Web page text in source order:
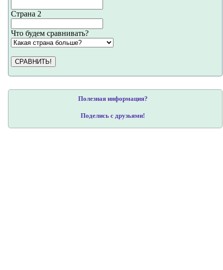
Страна 2
Что будем сравнивать?
СРАВНИТЬ!
Полезная информация?
Поделись с друзьями!